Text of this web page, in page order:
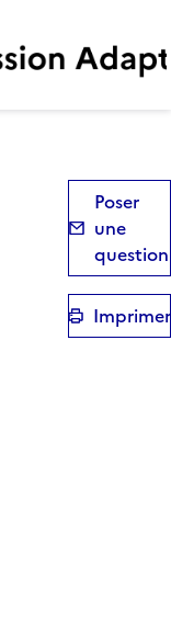
Poser
une
question
Imprimer